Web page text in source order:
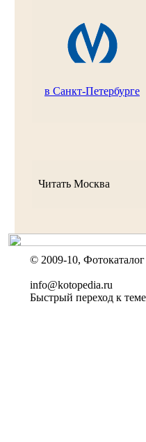
в Санкт-Петербурге
Читать Москва
© 2009-10,
info@kotopedia.ru
Быстрый переход к